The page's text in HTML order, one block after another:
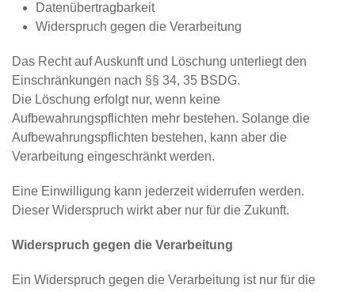
Datenübertragbarkeit
Widerspruch gegen die Verarbeitung
Das Recht auf Auskunft und Löschung unterliegt den
Einschränkungen nach §§ 34, 35 BSDG.
Die Löschung erfolgt nur, wenn keine
Aufbewahrungspflichten mehr bestehen. Solange die
Aufbewahrungspflichten bestehen, kann aber die
Verarbeitung eingeschränkt werden.
Eine Einwilligung kann jederzeit widerrufen werden.
Dieser Widerspruch wirkt aber nur für die Zukunft.
Widerspruch gegen die Verarbeitung
Ein Widerspruch gegen die Verarbeitung ist nur für die